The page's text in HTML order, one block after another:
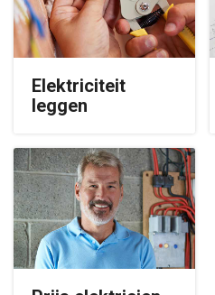
Elektriciteit
leggen